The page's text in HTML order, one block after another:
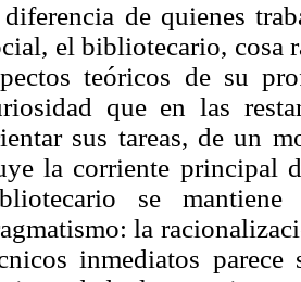
de quienes
el bibliotecario, cosa
teóricos de su
que en las
sus tareas, de un
la corriente principal
se
la
inmediatos